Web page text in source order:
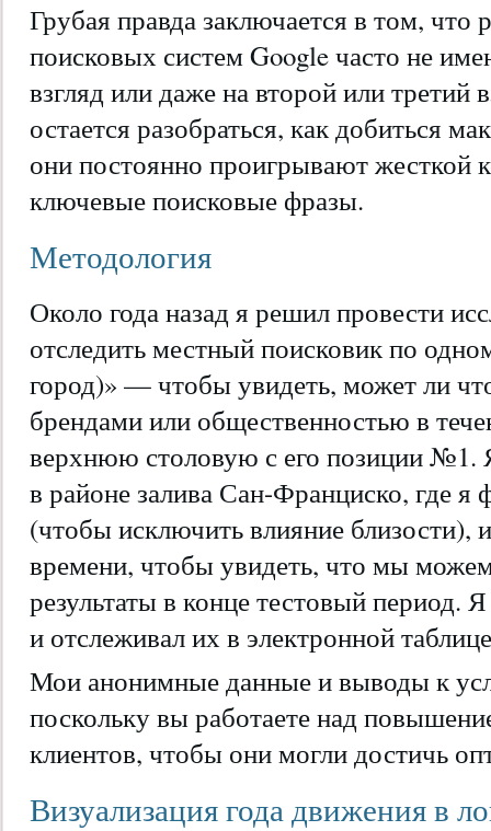
Грубая правда заключается в том, что
поисковых систем Google часто не
взгляд или даже на второй или
остается разобраться, как добиться
они постоянно проигрывают жесткой
ключевые поисковые фразы.
Методология
Около года назад я решил провести
отследить местный поисковик по
город)» — чтобы увидеть, может ли
брендами или общественностью в
верхнюю столовую с его позиции №1.
в районе залива Сан-Франциско, где я
(чтобы исключить влияние близости),
времени, чтобы увидеть, что мы
результаты в конце тестовый период.
и отслеживал их в электронной
Мои анонимные данные и выводы к
поскольку вы работаете над
клиентов, чтобы они могли достичь
Визуализация года движения в